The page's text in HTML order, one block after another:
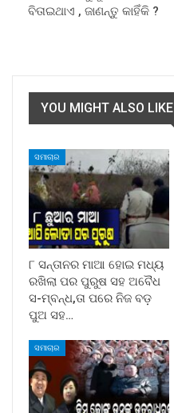
ବିତାଇଥାଏ , ଜାଣନ୍ତୁ କାହିଁକି ?
YOU MIGHT ALSO LIKE
ସମାଚାର
୮ ସନ୍ତାନର ମାଆ ହୋଇ ମଧ୍ୟ
ରଖିଲା ପର ପୁରୁଷ ସହ ଅବୈଧ
ସ-ମ୍ବନ୍ଧ,ତା ପରେ ନିଜ ବଡ଼
ପୁଅ ସହ…
ସମାଚାର